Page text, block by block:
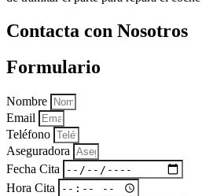
Contacta con Nosotros
Formulario
Nombre
Email
Teléfono
Aseguradora
Fecha Cita
Hora Cita